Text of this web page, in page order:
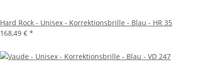
Hard Rock - Unisex - Korrektionsbrille - Blau - HR 35
168,49 € *